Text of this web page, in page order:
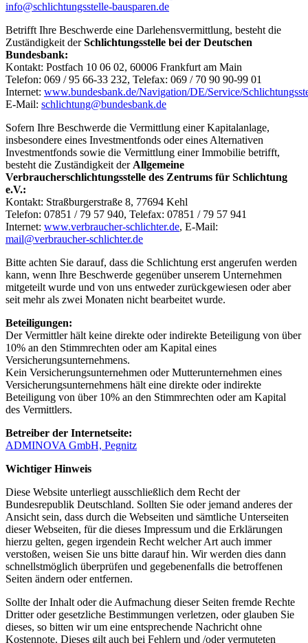
info@schlichtungsstelle-bausparen.de
Betrifft Ihre Beschwerde eine Darlehensvermittlung, besteht die
Zuständigkeit derSchlichtungsstelle bei der Deutschen
Bundesbank:
Kontakt: Postfach 10 06 02, 60006 Frankfurt am Main
Telefon: 069 / 95 66-33 232, Telefax: 069 / 70 90 90-99 01
Internet: www.bundesbank.de/Navigation/DE/Service/
E-Mail: schlichtung@bundesbank.de
Sofern Ihre Beschwerde die Vermittlung einer Kapitalanlage,
insbesondere eines Investmentfonds oder eines Alternativen
Investmentfonds sowie die Vermittlung einer Immobilie betrifft,
besteht die Zuständigkeit der Allgemeine
Verbraucherschlichtungsstelle des Zentrums für Schlichtung
e.V.:
Kontakt: Straßburgerstraße 8, 77694 Kehl
Telefon: 07851 / 79 57 940, Telefax: 07851 / 79 57 941
Internet: www.verbraucher-schlichter.de, E-Mail:
mail@verbraucher-schlichter.de
Bitte achten Sie darauf, dass die Schlichtung erst angerufen werden
kann, wenn Ihre Beschwerde gegenüber unserem Unternehmen
mitgeteilt wurde und von uns entweder zurückgewiesen oder aber
seit mehr als zwei Monaten nicht bearbeitet wurde.
Beteiligungen:
Der Vermittler hält keine direkte oder indirekte Beteiligung von über
10% an den Stimmrechten oder am Kapital eines
Versicherungsunternehmens.
Kein Versicherungsunternehmen oder Mutterunternehmen eines
Versicherungsunternehmens hält eine direkte oder indirekte
Beteiligung von über 10% an den Stimmrechten oder am Kapital
des Vermittlers.
Betreiber der Internetseite:
ADMINOVA GmbH, Pegnitz
Wichtiger Hinweis
Diese Website unterliegt ausschließlich dem Recht der
Bundesrepublik Deutschland. Sollten Sie oder jemand anderes der
Ansicht sein, dass durch die Webseiten und sämtliche Unterseiten
dieser Webseiten, für die dieses Impressum und die Erklärungen
hierzu gelten, gegen irgendein Recht welcher Art auch immer
verstoßen, weisen Sie uns bitte darauf hin. Wir werden dies dann
schnellstmöglich überprüfen und gegebenenfalls die betroffenen
Seiten ändern oder entfernen.
Sollte der Inhalt oder die Aufmachung dieser Seiten fremde Rechte
Dritter oder gesetzliche Bestimmungen verletzen, oder glauben Sie
dieses, so bitten wir um eine entsprechende Nachricht ohne
Kostennote. Dieses gilt auch bei Fehlern und /oder vermuteten